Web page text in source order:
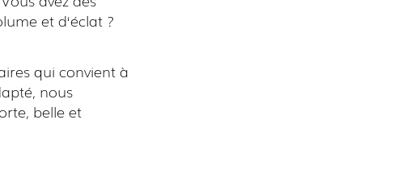
et d‘éclat ?
qui convient à
nous
belle et